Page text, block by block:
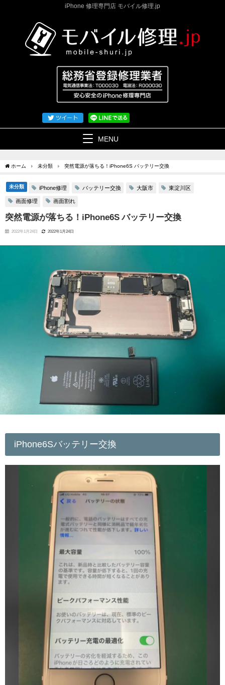
iPhone 修理専門店 モバイル修理.jp
MENU
ホーム 未分類 突然電源が落ちる！iPhone6S バッテリー交換
未分類 iPhone修理 バッテリー交換 大阪市 東淀川区
画面修理 画面割れ
突然電源が落ちる！iPhone6S バッテリー交換
2022年1月24日 2022年1月24日
iPhone6Sバッテリー交換